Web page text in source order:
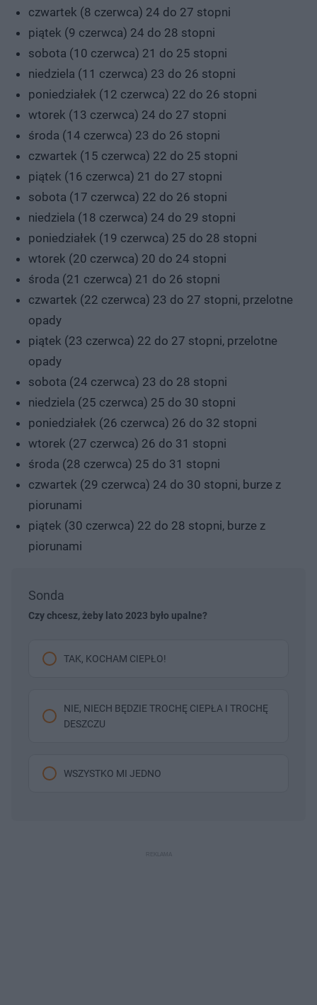
czwartek (8 czerwca) 24 do 27 stopni
piątek (9 czerwca) 24 do 28 stopni
sobota (10 czerwca) 21 do 25 stopni
niedziela (11 czerwca) 23 do 26 stopni
poniedziałek (12 czerwca) 22 do 26 stopni
wtorek (13 czerwca) 24 do 27 stopni
środa (14 czerwca) 23 do 26 stopni
czwartek (15 czerwca) 22 do 25 stopni
piątek (16 czerwca) 21 do 27 stopni
sobota (17 czerwca) 22 do 26 stopni
niedziela (18 czerwca) 24 do 29 stopni
poniedziałek (19 czerwca) 25 do 28 stopni
wtorek (20 czerwca) 20 do 24 stopni
środa (21 czerwca) 21 do 26 stopni
czwartek (22 czerwca) 23 do 27 stopni, przelotne
opady
piątek (23 czerwca) 22 do 27 stopni, przelotne
opady
sobota (24 czerwca) 23 do 28 stopni
niedziela (25 czerwca) 25 do 30 stopni
poniedziałek (26 czerwca) 26 do 32 stopni
wtorek (27 czerwca) 26 do 31 stopni
środa (28 czerwca) 25 do 31 stopni
czwartek (29 czerwca) 24 do 30 stopni, burze z
piorunami
piątek (30 czerwca) 22 do 28 stopni, burze z
piorunami
Sonda
Czy chcesz, żeby lato 2023 było upalne?
TAK, KOCHAM CIEPŁO!
NIE, NIECH BĘDZIE TROCHĘ CIEPŁA I TROCHĘ
DESZCZU
WSZYSTKO MI JEDNO